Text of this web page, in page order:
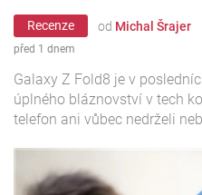
Recenze od Michal Šrajer
před 1 dnem
Galaxy Z Fold8 je v
úplného bláznovství v tech
telefon ani vůbec nedrželi